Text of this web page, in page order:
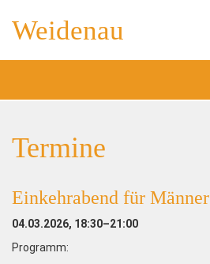
Weidenau
Termine
Einkehrabend für Männer
04.03.2026, 18:30–21:00
Programm: